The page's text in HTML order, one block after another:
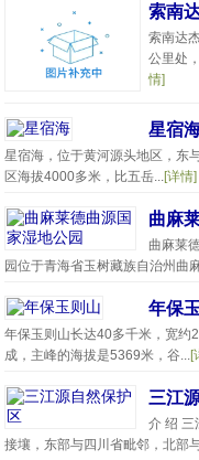
索南
索南达
公里处
情]
星宿
星宿海，位于黄河源头地区，东
区海拔4000多米，比五岳...[详情]
曲麻
曲麻莱
园位于青海省玉树藏族自治州曲
年保
年保玉则山长达40多千米，宽约
成，主峰的海拔是5369米，谷...[
三江
介 绍 三
接壤，东部与四川省毗邻，北部